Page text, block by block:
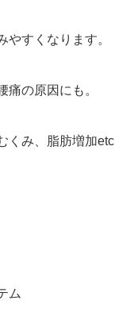
すくなります。
の原因にも。
くみ、脂肪増加etc
ム